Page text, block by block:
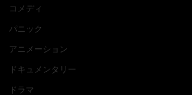
コメディ
パニック
アニメーション
ドキュメンタリー
ドラマ